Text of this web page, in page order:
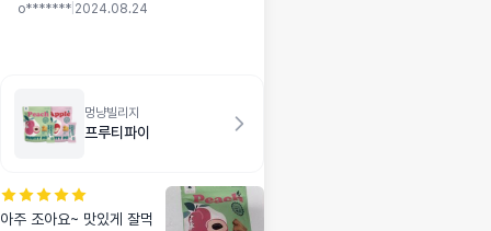
보다가 성분 좋다길래
셔서 감사했습니다 !
🤍 눈물도 쏙 들어가
에 또 구매할 것 같아
o******* 2024.08.24
멍냥빌리지
프루티파이
아주 조아요~ 맛있게 잘먹